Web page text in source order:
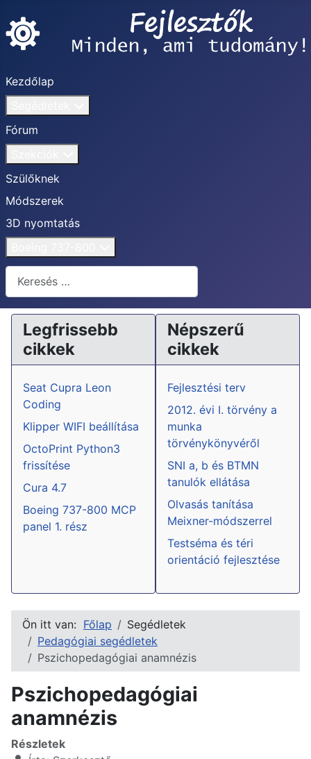
Kezdőlap
Fórum
Szülőknek
Módszerek
3D nyomtatás
Keresés...
Legfrissebb
cikkek
Seat Cupra Leon
Coding
Klipper WIFI beállítása
OctoPrint Python3
frissítése
Cura 4.7
Boeing 737-800 MCP
panel 1. rész
Népszerű
cikkek
Fejlesztési terv
2012. évi I. törvény a
munka
törvénykönyvéről
SNI a, b és BTMN
tanulók ellátása
Olvasás tanítása
Meixner-módszerrel
Testséma és téri
orientáció fejlesztése
Ön itt van: Főlap
Segédletek
Pedagógiai segédletek
Pszichopedagógiai anamnézis
Pszichopedagógiai
anamnézis
Részletek